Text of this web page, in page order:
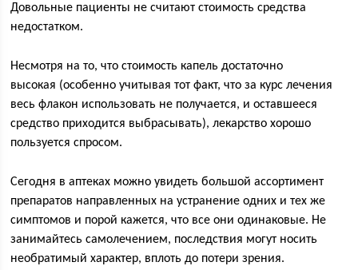
Довольные пациенты не считают стоимость средства
недостатком.
Несмотря на то, что стоимость капель достаточно
высокая (особенно учитывая тот факт, что за курс лечения
весь флакон использовать не получается, и оставшееся
средство приходится выбрасывать), лекарство хорошо
пользуется спросом.
Сегодня в аптеках можно увидеть большой ассортимент
препаратов направленных на устранение одних и тех же
симптомов и порой кажется, что все они одинаковые. Не
занимайтесь самолечением, последствия могут носить
необратимый характер, вплоть до потери зрения.